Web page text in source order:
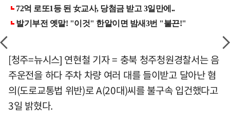
[청주=뉴시스] 연현철 기자 = 충북 청주청원경찰서는 음
주운전을 하다 주차 차량 여러 대를 들이받고 달아난 혐
의(도로교통법 위반)로 A(20대)씨를 불구속 입건했다고
3일 밝혔다.